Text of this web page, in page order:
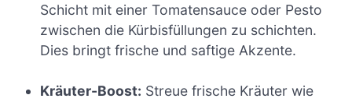
Schicht mit einer Tomatensauce oder Pesto
zwischen die Kürbisfüllungen zu schichten.
Dies bringt frische und saftige Akzente.
Kräuter-Boost: Streue frische Kräuter wie